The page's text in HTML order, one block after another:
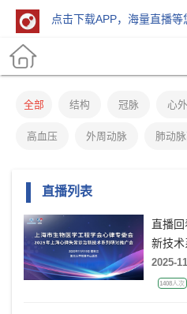
点击下载APP，海量直播等
全部 结构 冠脉 心外
高血压 外周动脉 肺动
直播列表
直播
新技术
理专场
2025-
1408人次